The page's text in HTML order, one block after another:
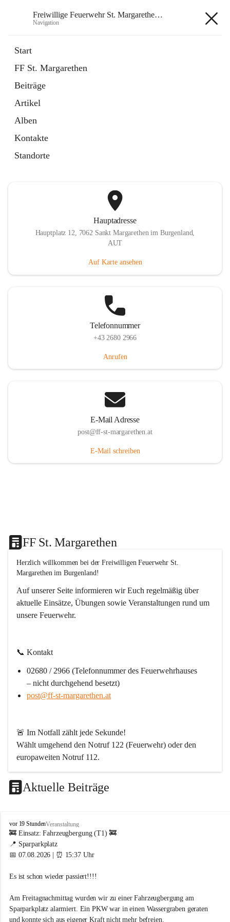
Freiwillige Feuerwehr St. Margarethen im Burgenland
Navigation
Start
FF St. Margarethen
Beiträge
Artikel
Alben
Kontakte
Standorte
Margarethen im Burgenland
Instagram
öffnet
in
neuem
Tab
Externe Webseite
in
Tab
Hauptadresse
Hauptplatz 12, 7062 Sankt Margarethen im Burgenland,
AUT
Auf Karte ansehen
Telefonnummer
+43 2680 2966
Anrufen
E-Mail Adresse
post@ff-st-margarethen.at
E-Mail schreiben
FF St. Margarethen
Herzlich willkommen bei der Freiwilligen Feuerwehr St.
Margarethen im Burgenland!
Auf unserer Seite informieren wir Euch regelmäßig über
aktuelle Einsätze, Übungen sowie Veranstaltungen rund um
unsere Feuerwehr.
📞 Kontakt
02680 / 2966 (Telefonnummer des Feuerwehrhauses
– nicht durchgehend besetzt)
post@ff-st-margarethen.at
🚨 Im Notfall zählt jede Sekunde!
Wählt umgehend den Notruf 122 (Feuerwehr) oder den
europaweiten Notruf 112.
Werde Teil unserer Feuerwehr!
mit Sinn suchst – abwechslungsreich, spannend und aus
jeder Perspektive lehrreich – dann bist Du bei uns genau
richtig. Langeweile gibt es bei uns nicht!
dort an, wo andere erst Angebote schreiben. Dafür brauchen
wir engagierte Menschen aus allen Berufsgruppen.
Wen wir suchen
Aktuelle Beiträge
F
r
e
i
l
i
g
e
vor 19 StundenVeranstaltung
🚒 Einsatz: Fahrzeugbergung (T1) 🚒
📍 Sparparkplatz
📅 07.08.2026 | ⏰ 15:37 Uhr
Es ist schon wieder passiert!!!!
Am Freitagnachmittag wurden wir zu einer Fahrzeugbergung am
Sparparkplatz alarmiert. Ein PKW war in einen Wassergraben geraten
und konnte sich aus eigener Kraft nicht mehr befreien.